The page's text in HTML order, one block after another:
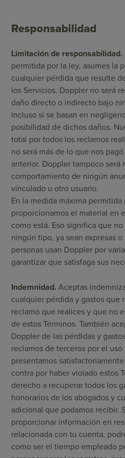
Responsabilidad
Limitación de responsabilidad.
permitida por la ley, asumes la
cualquier pérdida que resulte
los Servicios. Doppler no será
daño directo o indirecto bajo
incluso si se basan en
posibilidad de dichos daños.
total por todos los reclamos
no será más de lo que nos
anterior. Doppler tampoco será
comportamiento de ningún
vinculado u otro usuario.
En la medida máxima permitida
proporcionamos el material en
como está. Eso significa que
ningún tipo, ya sean expresas
personas usan Doppler por
garantizar que satisfaga sus
Indemnidad. Aceptas
cualquier pérdida y gastos que
reclamo que realices y que no
de estos Términos. También
Doppler de las pérdidas y
reclamos de terceros por el
presentamos
contra por haber violado estos
derecho a recuperar todos los
honorarios de los abogados y
adicional que podamos recibir.
proporcionar información en
relacionada con tu cuenta,
como ser el tiempo empleado